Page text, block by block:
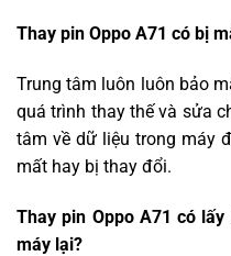
Thay pin Oppo A71 có bị
Trung tâm luôn luôn bảo
quá trình thay thế và sửa
tâm về dữ liệu trong máy
mất hay bị thay đổi.
Thay pin Oppo A71 có
máy lại?